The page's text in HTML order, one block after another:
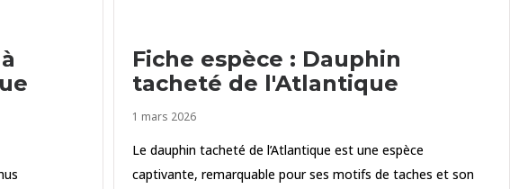
Fiche espèce : Dauphin
tacheté de l'Atlantique
1 mars 2026
Le dauphin tacheté de l’Atlantique est une espèce
captivante, remarquable pour ses motifs de taches et son